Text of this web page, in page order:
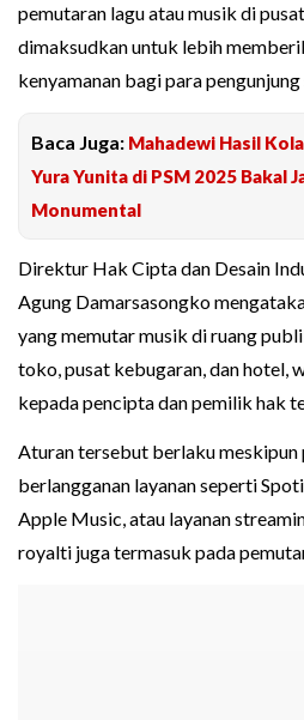
pemutaran lagu atau musik di
dimaksudkan untuk lebih
kenyamanan bagi para pengunjung
Baca Juga: Mahadewi Hasil
Yura Yunita di PSM 2025 Bakal
Monumental
Direktur Hak Cipta dan Desain
Agung Damarsasongko
yang memutar musik di ruang
toko, pusat kebugaran, dan hotel,
kepada pencipta dan pemilik hak
Aturan tersebut berlaku meskipun
berlangganan layanan seperti
Apple Music, atau layanan
royalti juga termasuk pada